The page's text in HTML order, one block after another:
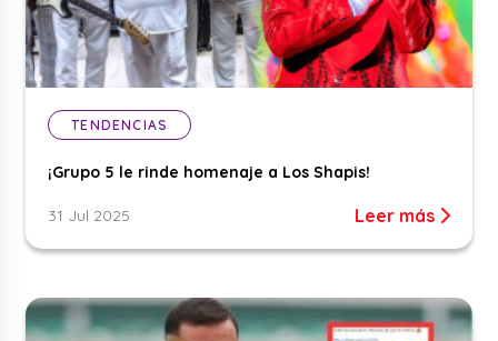
TENDENCIAS
¡Grupo 5 le rinde homenaje a Los Shapis!
31 Jul 2025 Leer más